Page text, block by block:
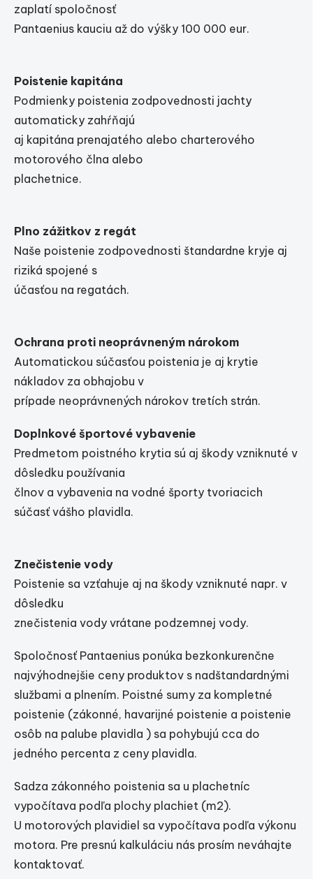
zaplatí spoločnosť
Pantaenius kauciu až do výšky 100 000 eur.
Poistenie kapitána
Podmienky poistenia zodpovednosti jachty
automaticky zahŕňajú
aj kapitána prenajatého alebo charterového
motorového člna alebo
plachetnice.
Plno zážitkov z regát
Naše poistenie zodpovednosti štandardne kryje aj
riziká spojené s
účasťou na regatách.
Ochrana proti neoprávneným nárokom
Automatickou súčasťou poistenia je aj krytie
nákladov za obhajobu v
prípade neoprávnených nárokov tretích strán.
Doplnkové športové vybavenie
Predmetom poistného krytia sú aj škody vzniknuté v
dôsledku používania
člnov a vybavenia na vodné športy tvoriacich
súčasť vášho plavidla.
Znečistenie vody
Poistenie sa vzťahuje aj na škody vzniknuté napr. v
dôsledku
znečistenia vody vrátane podzemnej vody.
Spoločnosť Pantaenius ponúka bezkonkurenčne
najvýhodnejšie ceny produktov s nadštandardnými
službami a plnením. Poistné sumy za kompletné
poistenie (zákonné, havarijné poistenie a poistenie
osôb na palube plavidla ) sa pohybujú cca do
jedného percenta z ceny plavidla.
Sadza zákonného poistenia sa u plachetníc
vypočítava podľa plochy plachiet (m2).
U motorových plavidiel sa vypočítava podľa výkonu
motora. Pre presnú kalkuláciu nás prosím neváhajte
kontaktovať.